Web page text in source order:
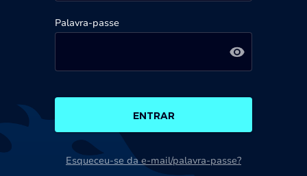
Palavra-passe
ENTRAR
Esqueceu-se da e-mail/palavra-passe?